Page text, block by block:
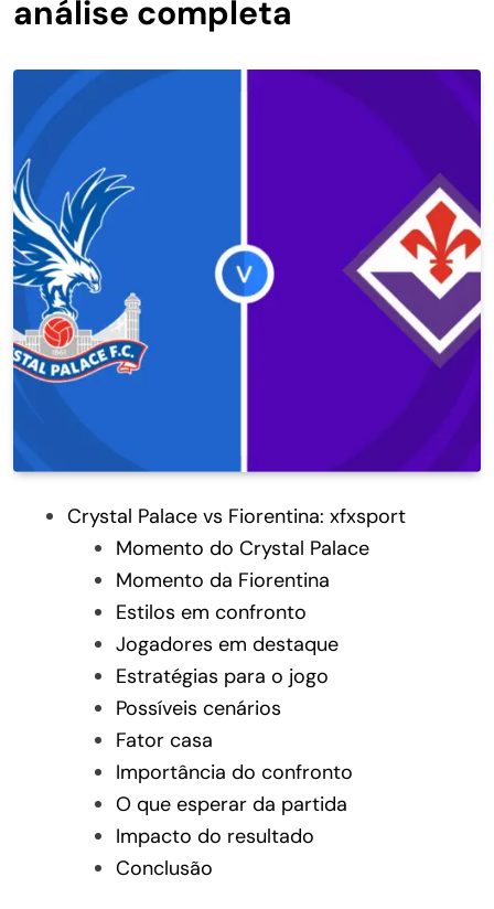
análise completa
Crystal Palace vs Fiorentina: xfxsport
Momento do Crystal Palace
Momento da Fiorentina
Estilos em confronto
Jogadores em destaque
Estratégias para o jogo
Possíveis cenários
Fator casa
Importância do confronto
O que esperar da partida
Impacto do resultado
Conclusão